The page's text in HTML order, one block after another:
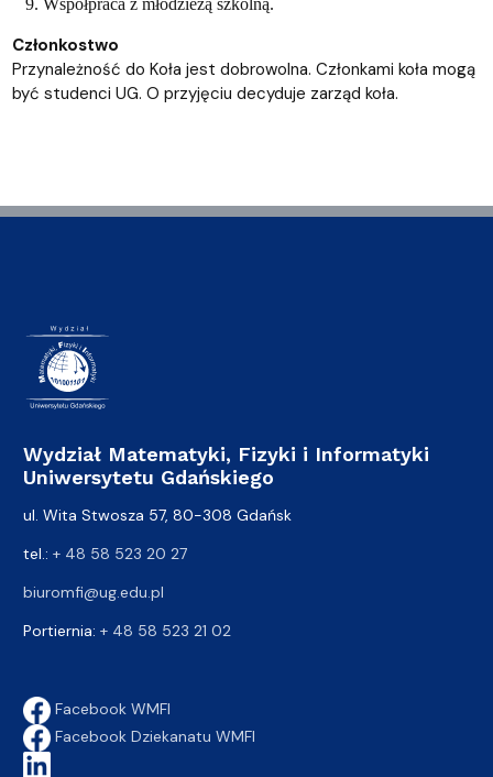
Członkostwo
Przynależność do Koła jest dobrowolna. Członkami koła mogą
być studenci UG. O przyjęciu decyduje zarząd koła.
Wydział Matematyki, Fizyki i Informatyki
Uniwersytetu Gdańskiego
ul. Wita Stwosza 57, 80-308 Gdańsk
tel.: + 48 58 523 20 27
biuromfi@ug.edu.pl
Portiernia: + 48 58 523 21 02
Facebook WMFI
Facebook Dziekanatu WMFI